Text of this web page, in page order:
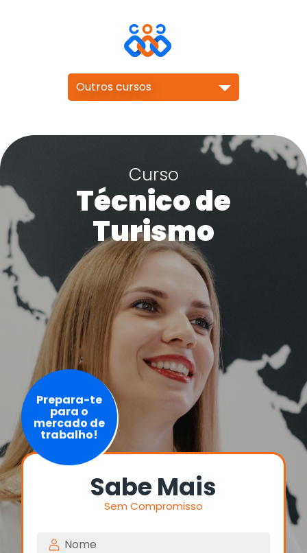
Outros cursos
Curso
Técnico de
Turismo
Prepara-te
para o
mercado de
trabalho!
Sabe Mais
Sem Compromisso